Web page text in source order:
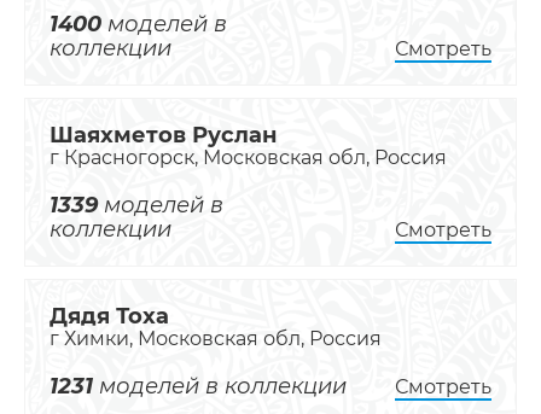
1400 моделей в
коллекции
Смотреть
Шаяхметов Руслан
г Красногорск, Московская обл, Россия
1339моделей в
коллекции
Смотреть
Дядя Тоха
г Химки, Московская обл, Россия
1231 моделей в коллекции Смотреть